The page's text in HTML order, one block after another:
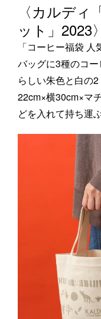
〈カルディ
ット」2023〉
「コーヒー福袋
バッグに3種のコ
らしい朱色と白の
22cm×横30cm×マ
どを入れて持ち運